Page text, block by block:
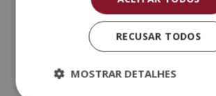
SOLICITAR
RECUSAR TODOS
MOSTRAR DETALHES